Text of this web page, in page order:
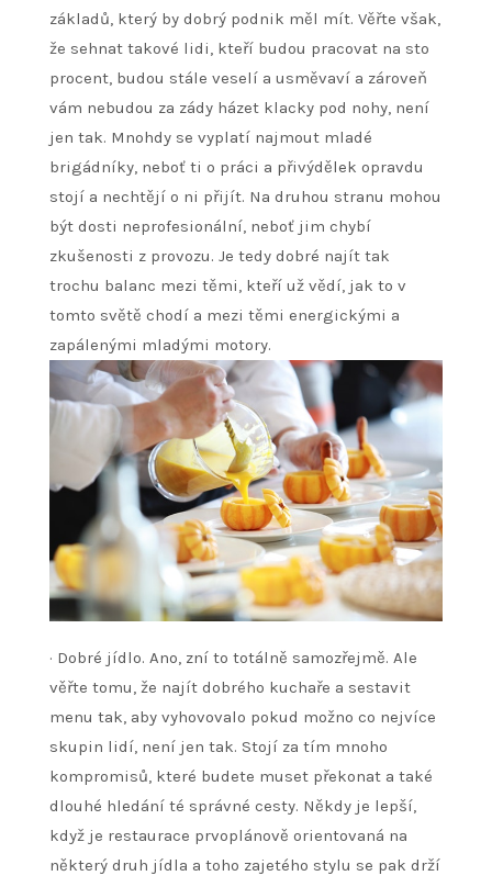
základů, který by dobrý podnik měl mít. Věřte však,
že sehnat takové lidi, kteří budou pracovat na sto
procent, budou stále veselí a usměvaví a zároveň
vám nebudou za zády házet klacky pod nohy, není
jen tak. Mnohdy se vyplatí najmout mladé
brigádníky, neboť ti o práci a přivýdělek opravdu
stojí a nechtějí o ni přijít. Na druhou stranu mohou
být dosti neprofesionální, neboť jim chybí
zkušenosti z provozu. Je tedy dobré najít tak
trochu balanc mezi těmi, kteří už vědí, jak to v
tomto světě chodí a mezi těmi energickými a
zapálenými mladými motory.
· Dobré jídlo. Ano, zní to totálně samozřejmě. Ale
věřte tomu, že najít dobrého kuchaře a sestavit
menu tak, aby vyhovovalo pokud možno co nejvíce
skupin lidí, není jen tak. Stojí za tím mnoho
kompromisů, které budete muset překonat a také
dlouhé hledání té správné cesty. Někdy je lepší,
když je restaurace prvoplánově orientovaná na
některý druh jídla a toho zajetého stylu se pak drží